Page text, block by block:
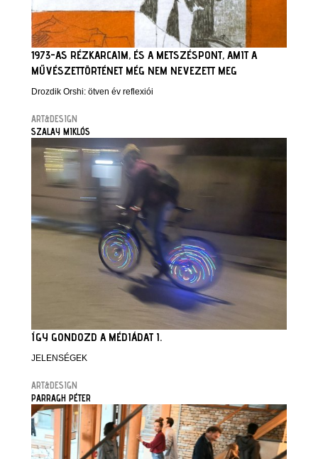
1973-AS RÉZKARCAIM, ÉS A METSZÉSPONT, AMIT A
MŰVÉSZETTÖRTÉNET MÉG NEM NEVEZETT MEG
Drozdik Orshi: ötven év reflexiói
ART&DESIGN
SZALAY MIKLÓS
ÍGY GONDOZD A MÉDIÁDAT I.
JELENSÉGEK
ART&DESIGN
PARRAGH PÉTER